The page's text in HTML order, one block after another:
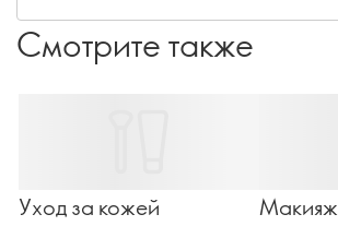
Смотрите также
Уход за кожей Макияж